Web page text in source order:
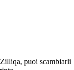
puoi scambiarli